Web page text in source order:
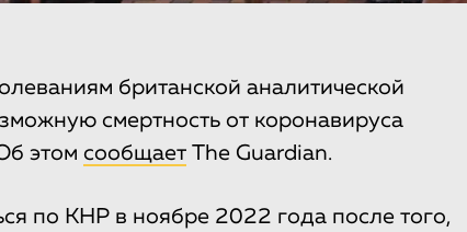
британской аналитической
смертность от коронавируса
этом сообщает The Guardian.
по КНР в ноябре 2022 года после того,